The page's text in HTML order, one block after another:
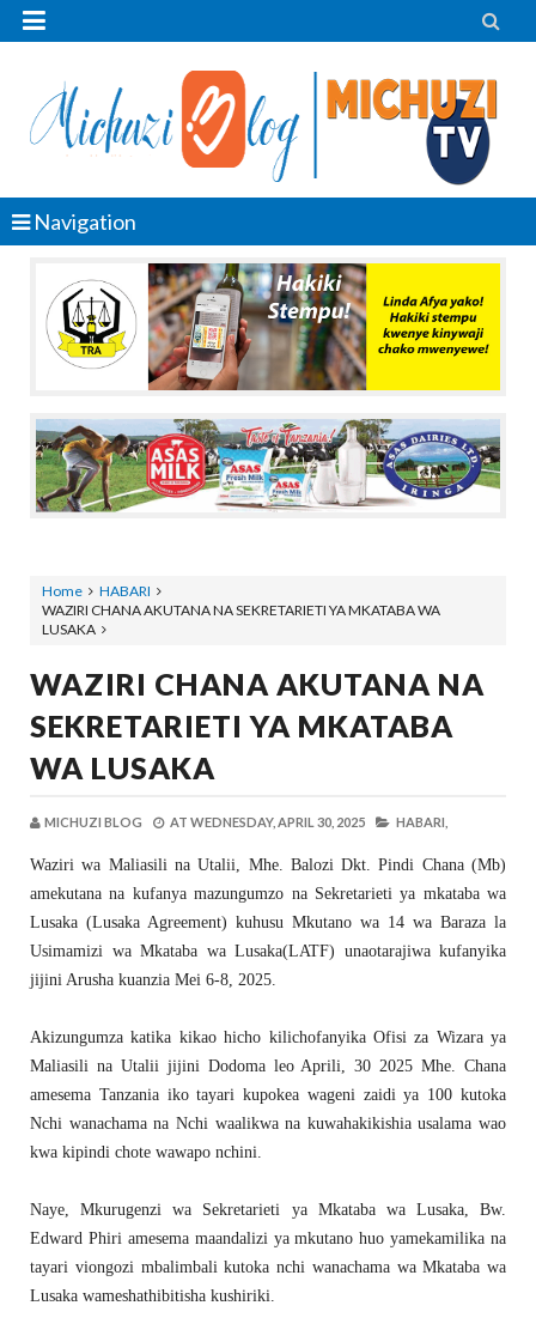
 
Navigation
Home
HABARI
WAZIRI CHANA AKUTANA NA SEKRETARIETI YA MKATABA WA
LUSAKA
WAZIRI CHANA AKUTANA NA
SEKRETARIETI YA MKATABA
WA LUSAKA
MICHUZI BLOG AT WEDNESDAY, APRIL 30, 2025 HABARI,
Waziri wa Maliasili na Utalii, Mhe. Balozi Dkt. Pindi Chana (Mb)
amekutana na kufanya mazungumzo na Sekretarieti ya mkataba wa
Lusaka (Lusaka Agreement) kuhusu Mkutano wa 14 wa Baraza la
Usimamizi wa Mkataba wa Lusaka(LATF) unaotarajiwa kufanyika
jijini Arusha kuanzia Mei 6-8, 2025.
Akizungumza katika kikao hicho kilichofanyika Ofisi za Wizara ya
Maliasili na Utalii jijini Dodoma leo Aprili, 30 2025 Mhe. Chana
amesema Tanzania iko tayari kupokea wageni zaidi ya 100 kutoka
Nchi wanachama na Nchi waalikwa na kuwahakikishia usalama wao
kwa kipindi chote wawapo nchini.
Naye, Mkurugenzi wa Sekretarieti ya Mkataba wa Lusaka, Bw.
Edward Phiri amesema maandalizi ya mkutano huo yamekamilika na
tayari viongozi mbalimbali kutoka nchi wanachama wa Mkataba wa
Lusaka wameshathibitisha kushiriki.